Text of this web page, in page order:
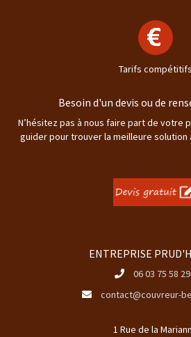
Tarifs compétitifs
Besoin d'un devis ou de
N’hésitez pas à nous faire part de votre
guider pour trouver la meilleure
ENTREPRISE
06 03 75 58 29
contact@couvreur-
1 Rue de la